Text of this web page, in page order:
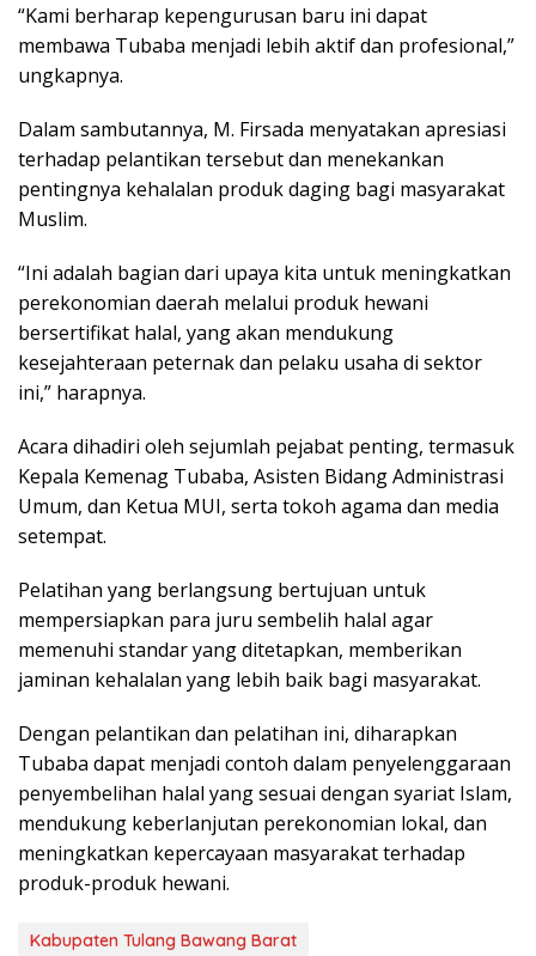
“Kami berharap kepengurusan baru ini dapat
membawa Tubaba menjadi lebih aktif dan profesional,”
ungkapnya.
Dalam sambutannya, M. Firsada menyatakan apresiasi
terhadap pelantikan tersebut dan menekankan
pentingnya kehalalan produk daging bagi masyarakat
Muslim.
“Ini adalah bagian dari upaya kita untuk meningkatkan
perekonomian daerah melalui produk hewani
bersertifikat halal, yang akan mendukung
kesejahteraan peternak dan pelaku usaha di sektor
ini,” harapnya.
Acara dihadiri oleh sejumlah pejabat penting, termasuk
Kepala Kemenag Tubaba, Asisten Bidang Administrasi
Umum, dan Ketua MUI, serta tokoh agama dan media
setempat.
Pelatihan yang berlangsung bertujuan untuk
mempersiapkan para juru sembelih halal agar
memenuhi standar yang ditetapkan, memberikan
jaminan kehalalan yang lebih baik bagi masyarakat.
Dengan pelantikan dan pelatihan ini, diharapkan
Tubaba dapat menjadi contoh dalam penyelenggaraan
penyembelihan halal yang sesuai dengan syariat Islam,
mendukung keberlanjutan perekonomian lokal, dan
meningkatkan kepercayaan masyarakat terhadap
produk-produk hewani.
Kabupaten Tulang Bawang Barat